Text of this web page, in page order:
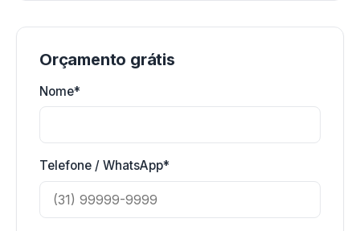
Orçamento grátis
Nome*
Telefone / WhatsApp*